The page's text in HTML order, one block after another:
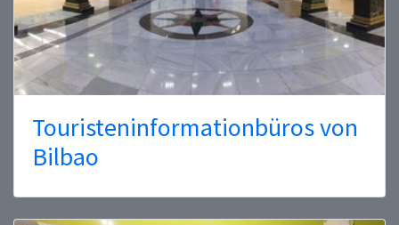
Touristeninformationbüros von
Bilbao